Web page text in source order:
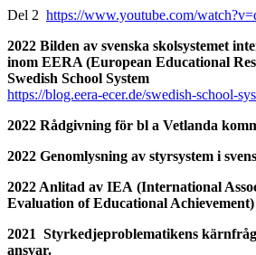
Del 2 https://www.youtube.com/
2022 Bilden av svenska skolsystemet
inom EERA (European Educational
Swedish School System
https://blog.eera-ecer.de/swedish-school-
2022 Rådgivning för bl a Vetlanda
2022 Genomlysning av styrsystem i
2022 Anlitad av IEA (International
Evaluation of Educational Achievement)
2021 Styrkedjeproblematikens
ansvar.